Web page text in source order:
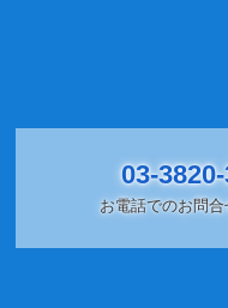
03-
お電話でのお問